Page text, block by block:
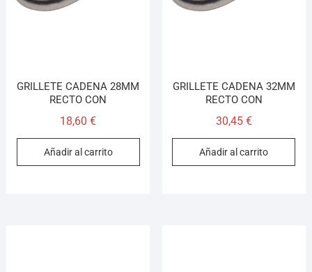
GRILLETE CADENA 28MM
RECTO CON
18,60€
Añadir al carrito
GRILLETE CADENA 32MM
RECTO CON
30,45 €
Añadir al carrito